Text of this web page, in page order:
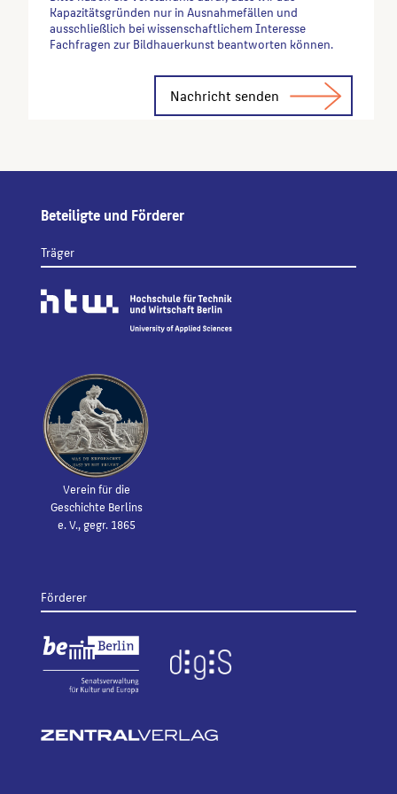
Kapazitätsgründen nur in Ausnahmefällen und
ausschließlich bei wissenschaftlichem Interesse
Fachfragen zur Bildhauerkunst beantworten können.
Beteiligte und Förderer
Träger
Verein für die
Geschichte Berlins
e. V., gegr. 1865
Förderer